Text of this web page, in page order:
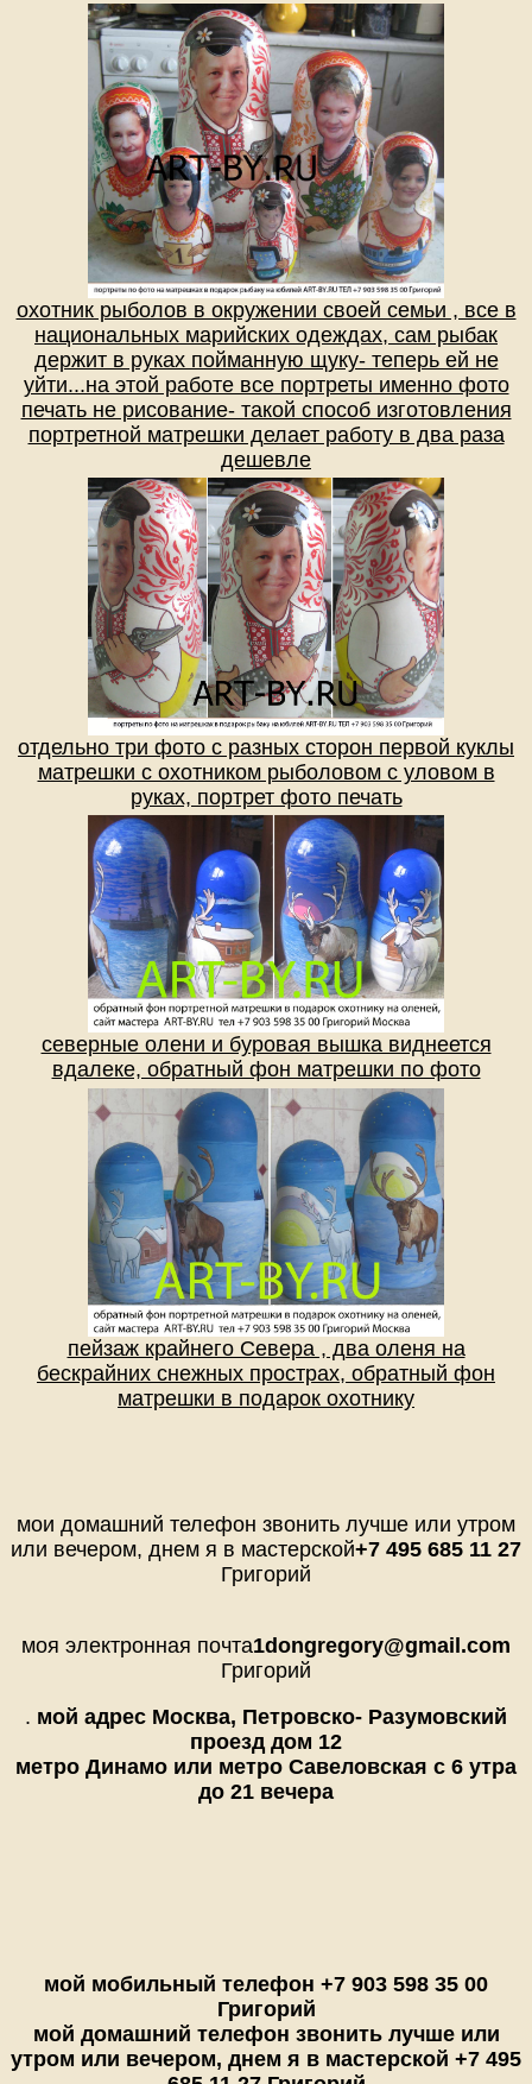
охотник рыболов в окружении своей семьи , все в
национальных марийских одеждах, сам рыбак
держит в руках пойманную щуку- теперь ей не
уйти...на этой работе все портреты именно фото
печать не рисование- такой способ изготовления
портретной матрешки делает работу в два раза
дешевле
отдельно три фото с разных сторон первой куклы
матрешки с охотником рыболовом с уловом в
руках, портрет фото печать
северные олени и буровая вышка виднеется
вдалеке, обратный фон матрешки по фото
пейзаж крайнего Севера , два оленя на
бескрайних снежных прострах, обратный фон
матрешки в подарок охотнику
мои домашний телефон звонить лучше или утром
или вечером, днем я в мастерской+7 495 685 11 27
Григорий
моя электронная почта1dongregory@gmail.com
Григорий
. мой адрес Москва, Петровско- Разумовский
проезд дом 12
метро Динамо или метро Савеловская с 6 утра
до 21 вечера
мой мобильный телефон +7 903 598 35 00
Григорий
мой домашний телефон звонить лучше или
утром или вечером, днем я в мастерской +7 495